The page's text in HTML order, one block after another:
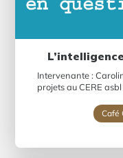
Intervenante :
projets au CERE
Café